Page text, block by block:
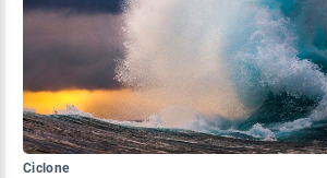
Ciclone